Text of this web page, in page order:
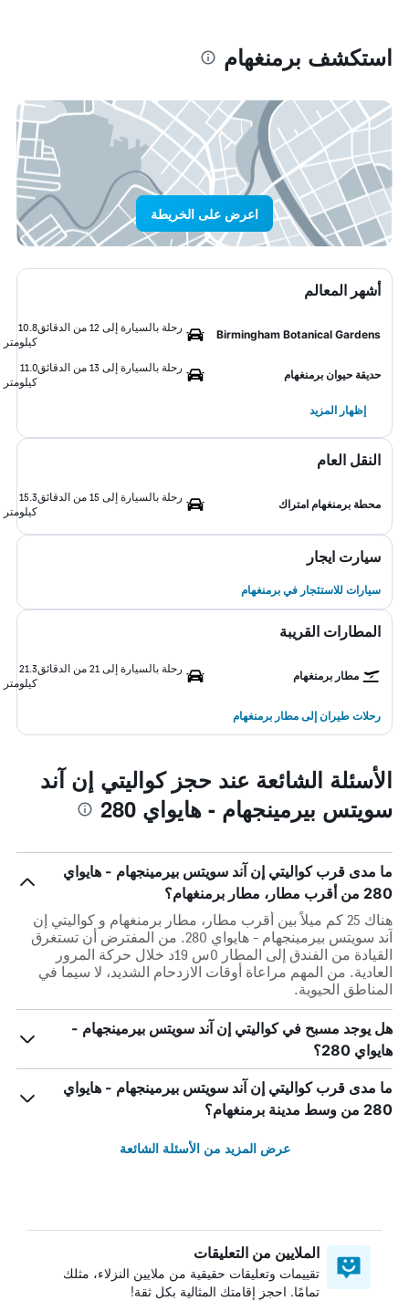
استكشف برمنغهام
اعرض على الخريطة
أشهر المعالم
Birmingham Botanical Gardens
رحلة بالسيارة إلى 12 من الدقائق
10.8
كيلومتر
حديقة حيوان برمنغهام
رحلة بالسيارة إلى 13 من الدقائق
11.0
كيلومتر
إظهار المزيد
النقل العام
محطة برمنغهام امتراك
رحلة بالسيارة إلى 15 من الدقائق
15.3
كيلومتر
سيارت ايجار
سيارات للاستئجار في برمنغهام
المطارات القريبة
مطار برمنغهام
رحلة بالسيارة إلى 21 من الدقائق
21.3
كيلومتر
رحلات طيران إلى مطار برمنغهام
الأسئلة الشائعة عند حجز كواليتي إن آند
سويتس بيرمينجهام - هايواي 280
ما مدى قرب كواليتي إن آند سويتس بيرمينجهام - هايواي
280 من أقرب مطار، مطار برمنغهام؟
هناك 25 كم ميلاً بين أقرب مطار، مطار برمنغهام و كواليتي إن
آند سويتس بيرمينجهام - هايواي 280. من المفترض أن تستغرق
القيادة من الفندق إلى المطار 0س 19د خلال حركة المرور
العادية. من المهم مراعاة أوقات الازدحام الشديد، لا سيما في
المناطق الحيوية.
هل يوجد مسبح في كواليتي إن آند سويتس بيرمينجهام -
هايواي 280؟
ما مدى قرب كواليتي إن آند سويتس بيرمينجهام - هايواي
280 من وسط مدينة برمنغهام؟
عرض المزيد من الأسئلة الشائعة
الملايين من التعليقات
تقييمات وتعليقات حقيقية من ملايين النزلاء، مثلك
تمامًا. احجز إقامتك المثالية بكل ثقة!